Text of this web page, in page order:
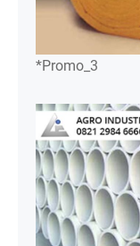
*Promo_3